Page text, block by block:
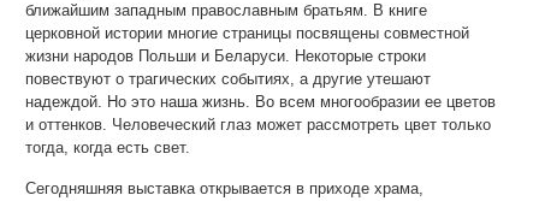
ближайшим западным православным братьям. В книге
церковной истории многие страницы посвящены совместной
жизни народов Польши и Беларуси. Некоторые строки
повествуют о трагических событиях, а другие утешают
надеждой. Но это наша жизнь. Во всем многообразии ее цветов
и оттенков. Человеческий глаз может рассмотреть цвет только
тогда, когда есть свет.
Сегодняшняя выставка открывается в приходе храма,